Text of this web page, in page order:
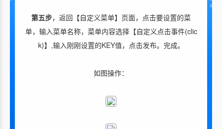
第五步，返回【自定义菜单】页面，点击要设置的菜
单，输入菜单名称，菜单内容选择【自定义点击事件(clic
k)】,输入刚刚设置的KEY值，点击发布。完成。
如图操作：